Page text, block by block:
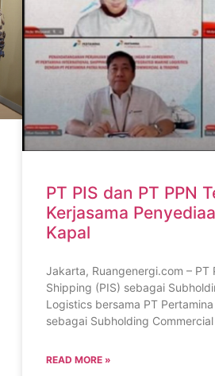
PT PIS dan PT PPN
Kerjasama
Kapal
Jakarta, Ruangenergi.com – PT
Shipping (PIS) sebagai
Logistics bersama PT
sebagai Subholding
READ MORE »